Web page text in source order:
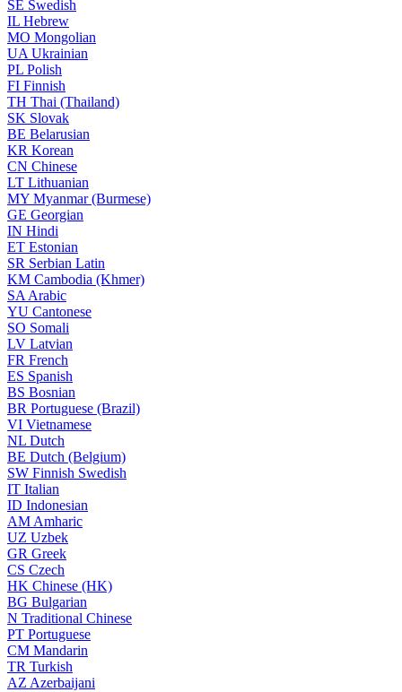
SE Swedish
IL Hebrew
MO Mongolian
UA Ukrainian
PL Polish
FI Finnish
TH Thai (Thailand)
SK Slovak
BE Belarusian
KR Korean
CN Chinese
LT Lithuanian
MY Myanmar (Burmese)
GE Georgian
IN Hindi
ET Estonian
SR Serbian Latin
KM Cambodia (Khmer)
SA Arabic
YU Cantonese
SO Somali
LV Latvian
FR French
ES Spanish
BS Bosnian
BR Portuguese (Brazil)
VI Vietnamese
NL Dutch
BE Dutch (Belgium)
SW Finnish Swedish
IT Italian
ID Indonesian
AM Amharic
UZ Uzbek
GR Greek
CS Czech
HK Chinese (HK)
BG Bulgarian
N Traditional Chinese
PT Portuguese
CM Mandarin
TR Turkish
AZ Azerbaijani